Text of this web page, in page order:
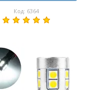
Код: 6364